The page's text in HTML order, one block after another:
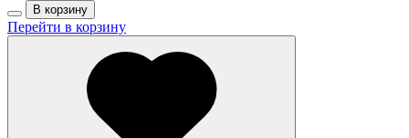
В корзину
Перейти в корзину